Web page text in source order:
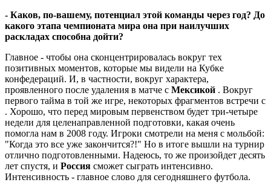
- Каков, по-вашему, потенциал этой команды через год? До
какого этапа чемпионата мира она при наилучших
раскладах способна дойти?
Главное - чтобы она сконцентрировалась вокруг тех
позитивных моментов, которые мы видели на Кубке
конфедераций. И, в частности, вокруг характера,
проявленного после удаления в матче с Мексикой . Вокруг
первого тайма в той же игре, некоторых фрагментов встречи с
. Хорошо, что перед мировым первенством будет три-четыре
недели для целенаправленной подготовки, какая очень
помогла нам в 2008 году. Игроки смотрели на меня с мольбой:
"Когда это все уже закончится?!" Но в итоге вышли на турнир
отлично подготовленными. Надеюсь, то же произойдет десять
лет спустя, и Россия сможет сыграть интенсивно.
Интенсивность - главное слово для сегодняшнего футбола.